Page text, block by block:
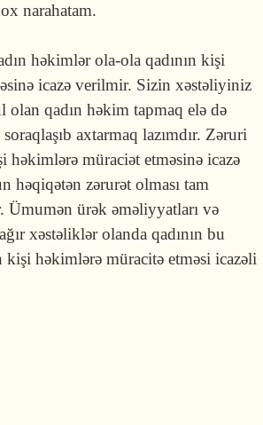
narahatam.
həkimlər ola-ola qadının kişi
icazə verilmir. Sizin xəstəliyiniz
olan qadın həkim tapmaq elə də
axtarmaq lazımdır. Zəruri
həkimlərə müraciət etməsinə icazə
həqiqətən zərurət olması tam
ürək əməliyyatları və
xəstəliklər olanda qadının bu
kişi həkimlərə müracitə etməsi icazəli